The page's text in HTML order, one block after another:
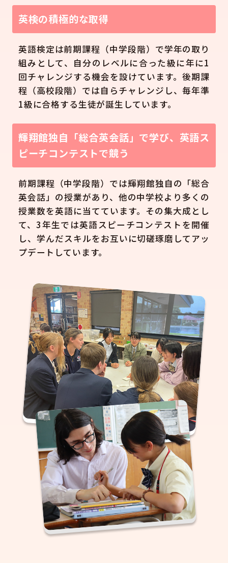
英検の積極的な取得
英語検定は前期課程（中学段階）で学年の取り
組みとして、自分のレベルに合った級に年に1
回チャレンジする機会を設けています。後期課
程（高校段階）では自らチャレンジし、毎年準
1級に合格する生徒が誕生しています。
輝翔館独自「総合英会話」で学び、英語ス
ピーチコンテストで競う
前期課程（中学段階）では輝翔館独自の「総合
英会話」の授業があり、他の中学校より多くの
授業数を英語に当てています。その集大成とし
て、3年生では英語スピーチコンテストを開催
し、学んだスキルをお互いに切磋琢磨してアッ
プデートしています。